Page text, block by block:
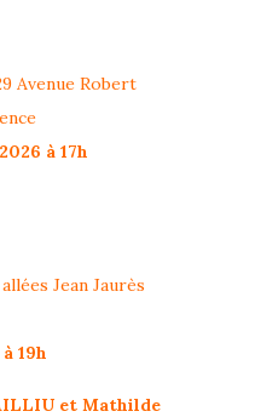
Avenue Robert
à 17h
allées Jean Jaurès
19h
et Mathilde